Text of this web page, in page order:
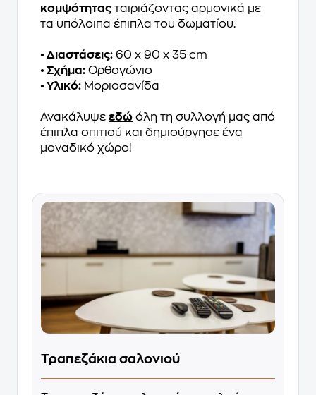
κομψότητας ταιριάζοντας αρμονικά με
τα υπόλοιπα έπιπλα του δωματίου.
• Διαστάσεις: 60 x 90 x 35 cm
• Σχήμα: Ορθογώνιο
• Υλικό: Μοριοσανίδα
Ανακάλυψε εδώ όλη τη συλλογή μας από
έπιπλα σπιτιού και δημιούργησε ένα
μοναδικό χώρο!
Τραπεζάκια σαλονιού